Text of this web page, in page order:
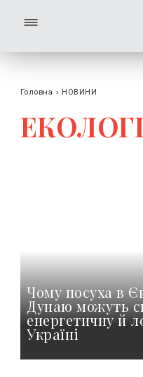
Головна › НОВИНИ
Чому посуха в
Дунаю можуть
енергетичну й
Україні